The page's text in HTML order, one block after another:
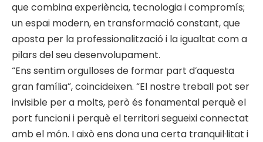
que combina experiència, tecnologia i compromís;
un espai modern, en transformació constant, que
aposta per la professionalització i la igualtat com a
pilars del seu desenvolupament.
“Ens sentim orgulloses de formar part d’aquesta
gran família”, coincideixen. “El nostre treball pot ser
invisible per a molts, però és fonamental perquè el
port funcioni i perquè el territori segueixi connectat
amb el món. I això ens dona una certa tranquil·litat i